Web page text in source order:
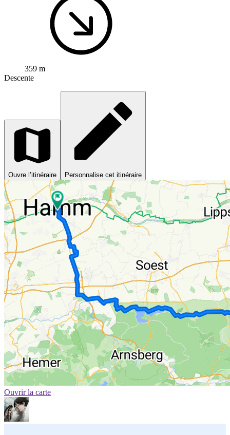
359 m
Descente
Ouvre l’itinéraire Personnalise cet itinéraire
Ouvrir la carte